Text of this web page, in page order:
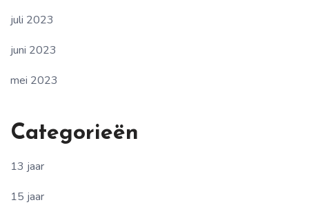
juli 2023
juni 2023
mei 2023
Categorieën
13 jaar
15 jaar